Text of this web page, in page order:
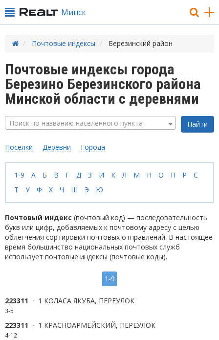
Минск
Почтовые индексы Березинский район
Почтовые индексы города
Березино Березинского района
Минской области с деревнями
Поиск по названию населенного пункта
Поселки Деревни Города
1-9 А Б В Г Д З И К Л М Н О П Р
С
Т
У Ф Х Ч Ш Э Ю
Почтовый индекс (почтовый код) — последовательность
букв или цифр, добавляемых к почтовому адресу с целью
облегчения сортировки почтовых отправлений. В настоящее
время большинство национальных почтовых служб
использует почтовые индексы (почтовые коды).
1-9
223311 1 КОЛАСА ЯКУБА, ПЕРЕУЛОК
3-5
223311 1 КРАСНОАРМЕЙСКИЙ, ПЕРЕУЛОК
4-12